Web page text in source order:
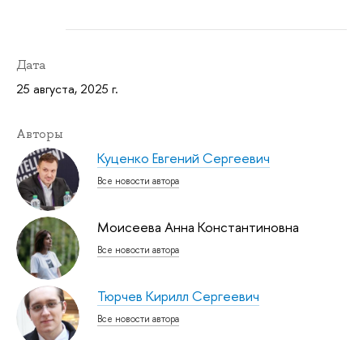
Дата
25 августа, 2025 г.
Авторы
Куценко Евгений Сергеевич
Все новости автора
Моисеева Анна Константиновна
Все новости автора
Тюрчев Кирилл Сергеевич
Все новости автора